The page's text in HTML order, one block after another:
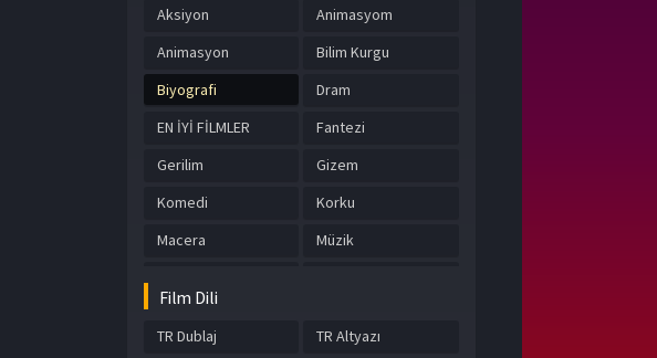
Aksiyon
Animasyom
Animasyon
Bilim Kurgu
Biyografi
Dram
EN İYİ FİLMLER
Fantezi
Gerilim
Gizem
Komedi
Korku
Macera
Müzik
FİLMLER
Film Dili
TR Dublaj TR Altyazı